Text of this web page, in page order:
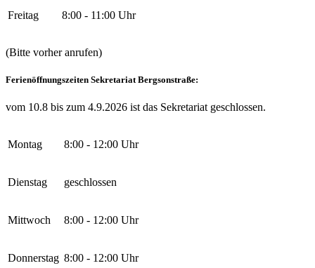
Freitag 8:00 - 11:00 Uhr
(Bitte vorher anrufen)
Ferienöffnungszeiten Sekretariat Bergsonstraße:
vom 10.8 bis zum 4.9.2026 ist das Sekretariat geschlossen.
Montag 8:00 - 12:00 Uhr
Dienstag geschlossen
Mittwoch 8:00 - 12:00 Uhr
Donnerstag 8:00 - 12:00 Uhr